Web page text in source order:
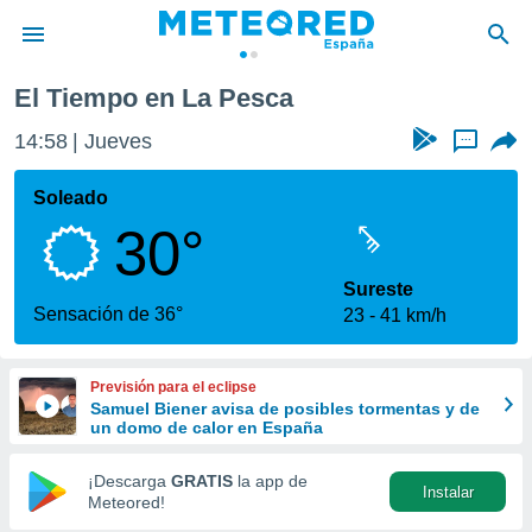
de
por
que se
calidad.
a este
las
y
forma
digital
basada
El Tiempo en La Pesca
14:58 Jueves ...
Soleado
30°
Sensación de 36°
Sureste
23
41 km/h
Previsión para el eclipse
Samuel Biener avisa de posibles tormentas y de
un domo de calor en España
¡Descarga GRATIS la app de
Meteored!
Instalar